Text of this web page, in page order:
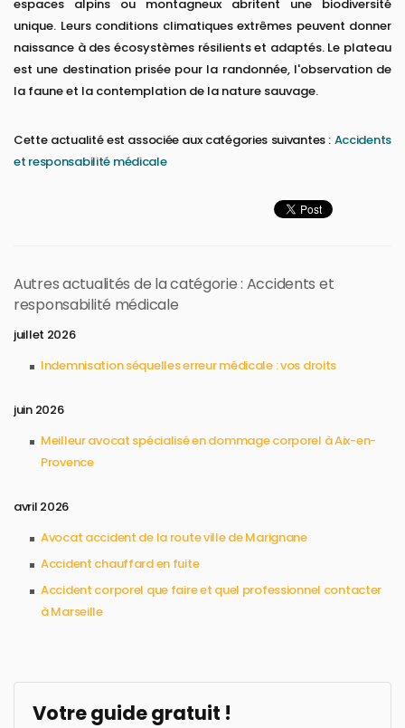
espaces alpins ou montagneux abritent une biodiversité
unique. Leurs conditions climatiques extrêmes peuvent donner
naissance à des écosystèmes résilients et adaptés. Le plateau
est une destination prisée pour la randonnée, l'observation de
la faune et la contemplation de la nature sauvage.
Cette actualité est associée aux catégories suivantes : Accidents
et responsabilité médicale
Autres actualités de la catégorie : Accidents et
responsabilité médicale
juillet 2026
Indemnisation séquelles erreur médicale : vos droits
juin 2026
Meilleur avocat spécialisé en dommage corporel à Aix-en-
Provence
avril 2026
Avocat accident de la route ville de Marignane
Accident chauffard en fuite
Accident corporel que faire et quel professionnel contacter
à Marseille
Votre guide gratuit !